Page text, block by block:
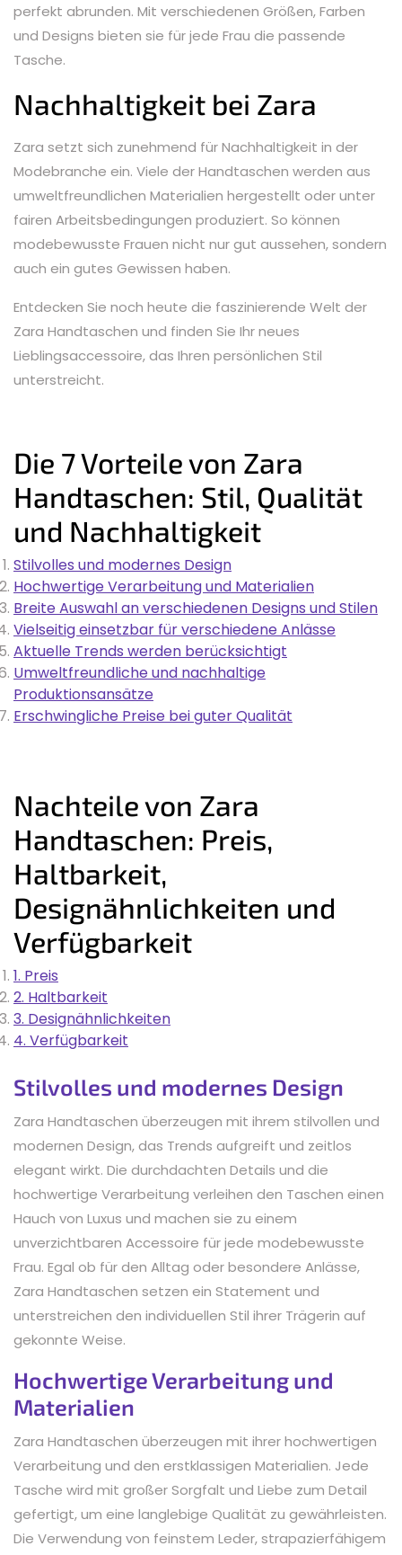
perfekt abrunden. Mit verschiedenen Größen, Farben
und Designs bieten sie für jede Frau die passende
Tasche.
Nachhaltigkeit bei Zara
Zara setzt sich zunehmend für Nachhaltigkeit in der
Modebranche ein. Viele der Handtaschen werden aus
umweltfreundlichen Materialien hergestellt oder unter
fairen Arbeitsbedingungen produziert. So können
modebewusste Frauen nicht nur gut aussehen, sondern
auch ein gutes Gewissen haben.
Entdecken Sie noch heute die faszinierende Welt der
Zara Handtaschen und finden Sie Ihr neues
Lieblingsaccessoire, das Ihren persönlichen Stil
unterstreicht.
Die 7 Vorteile von Zara
Handtaschen: Stil, Qualität
und Nachhaltigkeit
Stilvolles und modernes Design
Hochwertige Verarbeitung und Materialien
Breite Auswahl an verschiedenen Designs und Stilen
Vielseitig einsetzbar für verschiedene Anlässe
Aktuelle Trends werden berücksichtigt
Umweltfreundliche und nachhaltige
Produktionsansätze
Erschwingliche Preise bei guter Qualität
Nachteile von Zara
Handtaschen: Preis,
Haltbarkeit,
Designähnlichkeiten und
Verfügbarkeit
1. Preis
2. Haltbarkeit
3. Designähnlichkeiten
4. Verfügbarkeit
Stilvolles und modernes Design
Zara Handtaschen überzeugen mit ihrem stilvollen und
modernen Design, das Trends aufgreift und zeitlos
elegant wirkt. Die durchdachten Details und die
hochwertige Verarbeitung verleihen den Taschen einen
Hauch von Luxus und machen sie zu einem
unverzichtbaren Accessoire für jede modebewusste
Frau. Egal ob für den Alltag oder besondere Anlässe,
Zara Handtaschen setzen ein Statement und
unterstreichen den individuellen Stil ihrer Trägerin auf
gekonnte Weise.
Hochwertige Verarbeitung und
Materialien
Zara Handtaschen überzeugen mit ihrer hochwertigen
Verarbeitung und den erstklassigen Materialien. Jede
Tasche wird mit großer Sorgfalt und Liebe zum Detail
gefertigt, um eine langlebige Qualität zu gewährleisten.
Die Verwendung von feinstem Leder, strapazierfähigem